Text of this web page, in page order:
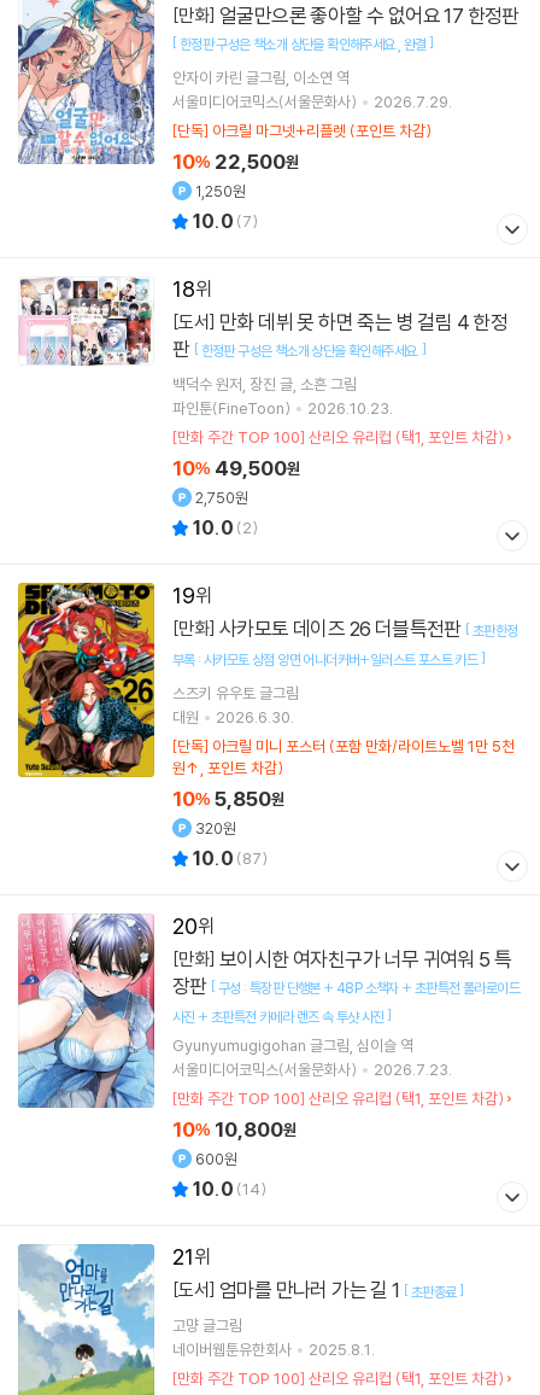
[만화] 얼굴만으론 좋아할 수 없어요 17 한정판
[ 한정판 구성은 책소개 상단을 확인해주세요. 완결 ]
안자이 카린 글그림 이소연 역
서울미디어코믹스(서울문화사)
2026.7.29.
[단독] 아크릴 마그넷+리플렛 (포인트 차감)
10% 22,500원
1,250원
10.0 (7)
18
[도서]
판 [ 한정판 구성은 책소개 상단을 확인해주세요. ]
백덕수원저 장진 글 소흔그림
파인툰(FineToon)
2026.10.23.
[만화 주간 TOP 100] 산리오 유리컵 (택1, 포인트 차감)
10% 49,500원
2,750원
10.0 (2)
19
[만화] 사카모토 데이즈 26 더블특전판 [초판한정
부록 : 사카모토 상점 양면 어나더커버+일러스트 포스트 카드]
스즈키 유우토 글그림
대원
2026.6.30.
[단독] 아크릴 미니 포스터 (포함 만화/라이트노벨 1만 5천
원↑, 포인트 차감)
10% 5,850원
320원
10.0 (87)
20
[만화]
장판 [구성 : 특장판 단행본 + 48P 소책자 + 초판특전 폴라로이드
사진 + 초판특전 카메라 렌즈 속 투샷 사진 ]
Gyunyumugigohan 글그림 심이슬 역
서울미디어코믹스(서울문화사)
2026.7.23.
[만화 주간 TOP 100] 산리오 유리컵 (택1, 포인트 차감)
10% 10,800원
600원
10.0 (14)
21
[도서] 엄마를 만나러 가는 길 1 [초판종료]
고먕글그림
네이버웹툰유한회사
2025.8.1.
[만화 주간 TOP 100] 산리오 유리컵 (택1, 포인트 차감)